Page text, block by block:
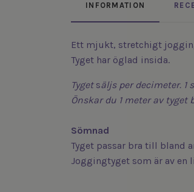
INFORMATION
Ett mjukt, stretchigt
Tyget har öglad insida.
Tyget säljsper decimeter. 1
Önskar du 1 meter av tyget
Sömnad
Tyget passar bra till bland
Joggingtyget som är av